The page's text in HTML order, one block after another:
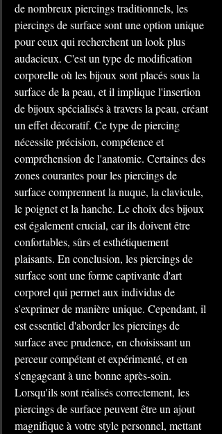
de nombreux piercings traditionnels, les
piercings de surface sont une option unique
pour ceux qui recherchent un look plus
audacieux. C'est un type de modification
corporelle où les bijoux sont placés sous la
surface de la peau, et il implique l'insertion
de bijoux spécialisés à travers la peau, créant
un effet décoratif. Ce type de piercing
nécessite précision, compétence et
compréhension de l'anatomie. Certaines des
zones courantes pour les piercings de
surface comprennent la nuque, la clavicule,
le poignet et la hanche. Le choix des bijoux
est également crucial, car ils doivent être
confortables, sûrs et esthétiquement
plaisants. En conclusion, les piercings de
surface sont une forme captivante d'art
corporel qui permet aux individus de
s'exprimer de manière unique. Cependant, il
est essentiel d'aborder les piercings de
surface avec prudence, en choisissant un
perceur compétent et expérimenté, et en
s'engageant à une bonne après-soin.
Lorsqu'ils sont réalisés correctement, les
piercings de surface peuvent être un ajout
magnifique à votre style personnel, mettant